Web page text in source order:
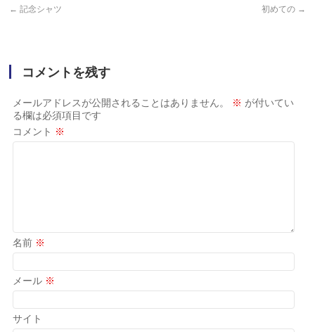
← 記念シャツ 初めての →
コメントを残す
メールアドレスが公開されることはありません。 ※ が付いてい
る欄は必須項目です
コメント ※
名前 ※
メール ※
サイト